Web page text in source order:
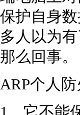
保护自身
多人以为
那么回事。
ARP个人